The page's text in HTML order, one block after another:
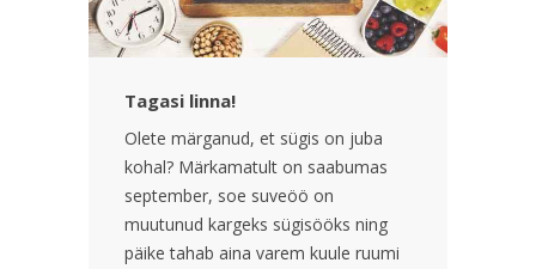
Tagasi linna!
Olete märganud, et sügis on juba
kohal? Märkamatult on saabumas
september, soe suveöö on
muutunud kargeks sügisööks ning
päike tahab aina varem kuule ruumi